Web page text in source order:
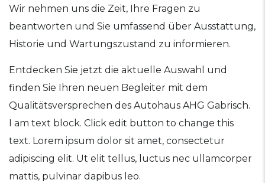
Wir nehmen uns die Zeit, Ihre Fragen zu
beantworten und Sie umfassend über Ausstattung,
Historie und Wartungszustand zu informieren.
Entdecken Sie jetzt die aktuelle Auswahl und
finden Sie Ihren neuen Begleiter mit dem
Qualitätsversprechen des Autohaus AHG Gabrisch.
I am text block. Click edit button to change this
text. Lorem ipsum dolor sit amet, consectetur
adipiscing elit. Ut elit tellus, luctus nec ullamcorper
mattis, pulvinar dapibus leo.